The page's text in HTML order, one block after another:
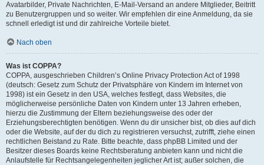
Avatarbilder, Private Nachrichten, E-Mail-Versand an andere Mitglieder, Beitritt
zu Benutzergruppen und so weiter. Wir empfehlen dir eine Anmeldung, da sie
schnell erledigt ist und dir zahlreiche Vorteile bietet.
Nach oben
Was ist COPPA?
COPPA, ausgeschrieben Children’s Online Privacy Protection Act of 1998
(deutsch: Gesetz zum Schutz der Privatsphäre von Kindern im Internet von
1998) ist ein Gesetz in den USA, welches festlegt, dass Websites, die
möglicherweise persönliche Daten von Kindern unter 13 Jahren erheben,
hierzu die Zustimmung der Eltern beziehungsweise des oder der
Erziehungsberechtigten benötigen. Wenn du dir unsicher bist, ob dies auf dich
oder die Website, auf der du dich zu registrieren versuchst, zutrifft, ziehe einen
rechtlichen Beistand zu Rate. Bitte beachte, dass phpBB Limited und der
Besitzer dieses Boards keine Rechtsberatung anbieten kann und nicht die
Anlaufstelle für Rechtsangelegenheiten jeglicher Art ist; außer solchen, die